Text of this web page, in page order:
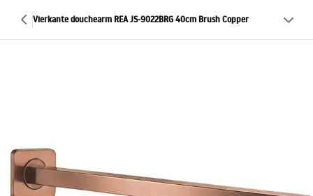
Vierkante douchearm REA JS-9022BRG 40cm Brush Copper